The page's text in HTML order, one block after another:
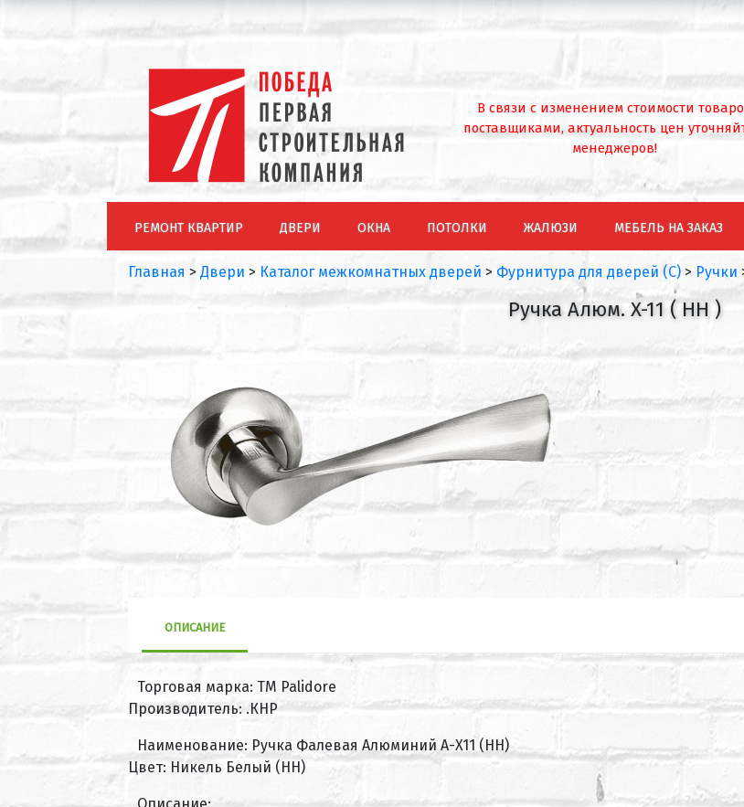
В связи с изменением стоимости
поставщиками, актуальность цен
менеджеров!
РЕМОНТ КВАРТИР ДВЕРИ ОКНА ПОТОЛКИ ЖАЛЮЗИ МЕБЕЛЬ НА ЗАКАЗ
Главная > Двери > Каталог межкомнатных дверей > Фурнитура для дверей (С) > Ручки
Ручка Aлюм. X-11 ( HH )
ОПИСАНИЕ
Торговая марка: ТМ Palidore
Производитель: .КНР
Наименование: Ручка Фалевая Алюминий А-X11 (HH)
Цвет: Никель Белый (HH)